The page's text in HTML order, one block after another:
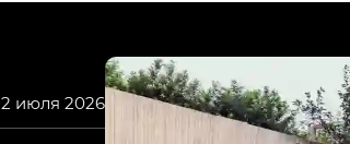
2 июля 2026